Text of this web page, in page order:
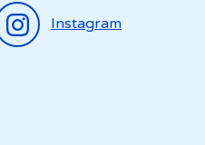
Instagram